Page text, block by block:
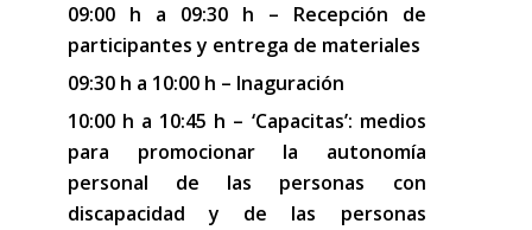
09:00 h a 09:30 h – Recepción de
participantes y entrega de materiales
09:30 h a 10:00 h – Inaguración
10:00 h a 10:45 h – ‘Capacitas’: medios
para promocionar la autonomía
personal de las personas con
discapacidad y de las personas